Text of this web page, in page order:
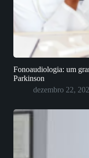
Fonoaudiologia: um
Parkinson
dezembro 22,